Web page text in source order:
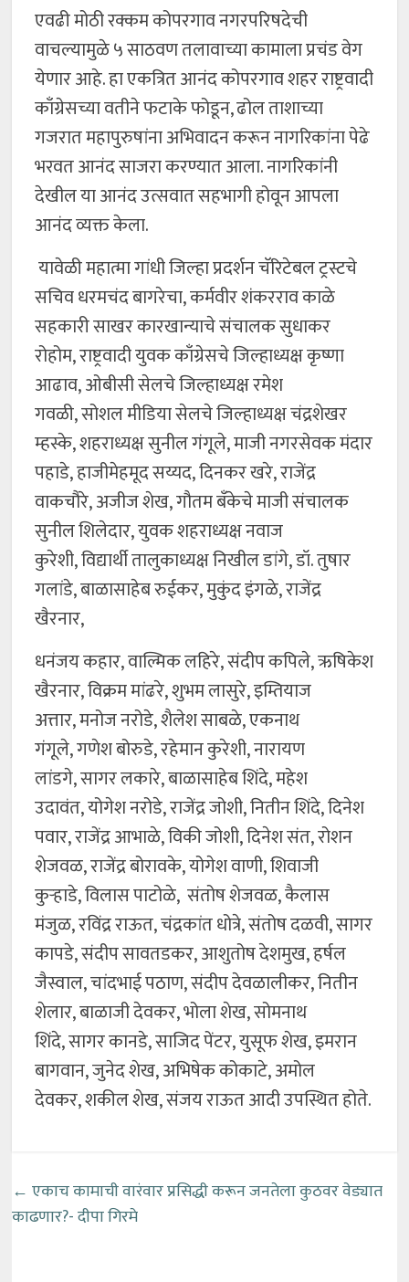
एवढी मोठी रक्कम कोपरगाव नगरपरिषदेची
वाचल्यामुळे ५ साठवण तलावाच्या कामाला प्रचंड वेग
येणार आहे. हा एकत्रित आनंद कोपरगाव शहर राष्ट्रवादी
काँग्रेसच्या वतीने फटाके फोडून, ढोल ताशाच्या
गजरात महापुरुषांना अभिवादन करून नागरिकांना पेढे
भरवत आनंद साजरा करण्यात आला. नागरिकांनी
देखील या आनंद उत्सवात सहभागी होवून आपला
आनंद व्यक्त केला.
यावेळी महात्मा गांधी जिल्हा प्रदर्शन चॅरिटेबल ट्रस्टचे
सचिव धरमचंद बागरेचा, कर्मवीर शंकरराव काळे
सहकारी साखर कारखान्याचे संचालक सुधाकर
रोहोम, राष्ट्रवादी युवक काँग्रेसचे जिल्हाध्यक्ष कृष्णा
आढाव, ओबीसी सेलचे जिल्हाध्यक्ष रमेश
गवळी, सोशल मीडिया सेलचे जिल्हाध्यक्ष चंद्रशेखर
म्हस्के, शहराध्यक्ष सुनील गंगूले, माजी नगरसेवक मंदार
पहाडे, हाजीमेहमूद सय्यद, दिनकर खरे, राजेंद्र
वाकचौरे, अजीज शेख, गौतम बँकेचे माजी संचालक
सुनील शिलेदार, युवक शहराध्यक्ष नवाज
कुरेशी, विद्यार्थी तालुकाध्यक्ष निखील डांगे, डॉ. तुषार
गलांडे, बाळासाहेब रुईकर, मुकुंद इंगळे, राजेंद्र
खैरनार,
धनंजय कहार, वाल्मिक लहिरे, संदीप कपिले, ऋषिकेश
खैरनार, विक्रम मांढरे, शुभम लासुरे, इम्तियाज
अत्तार, मनोज नरोडे, शैलेश साबळे, एकनाथ
गंगूले, गणेश बोरुडे, रहेमान कुरेशी, नारायण
लांडगे, सागर लकारे, बाळासाहेब शिंदे, महेश
उदावंत, योगेश नरोडे, राजेंद्र जोशी, नितीन शिंदे, दिनेश
पवार, राजेंद्र आभाळे, विकी जोशी, दिनेश संत, रोशन
शेजवळ, राजेंद्र बोरावके, योगेश वाणी, शिवाजी
कुऱ्हाडे, विलास पाटोळे, संतोष शेजवळ, कैलास
मंजुळ, रविंद्र राऊत, चंद्रकांत धोत्रे, संतोष दळवी, सागर
कापडे, संदीप सावतडकर, आशुतोष देशमुख, हर्षल
जैस्वाल, चांदभाई पठाण, संदीप देवळालीकर, नितीन
शेलार, बाळाजी देवकर, भोला शेख, सोमनाथ
शिंदे, सागर कानडे, साजिद पेंटर, युसूफ शेख, इमरान
बागवान, जुनेद शेख, अभिषेक कोकाटे, अमोल
देवकर, शकील शेख, संजय राऊत आदी उपस्थित होते.
← एकाच कामाची वारंवार प्रसिद्धी करून जनतेला कुठवर वेड्यात
काढणार?- दीपा गिरमे